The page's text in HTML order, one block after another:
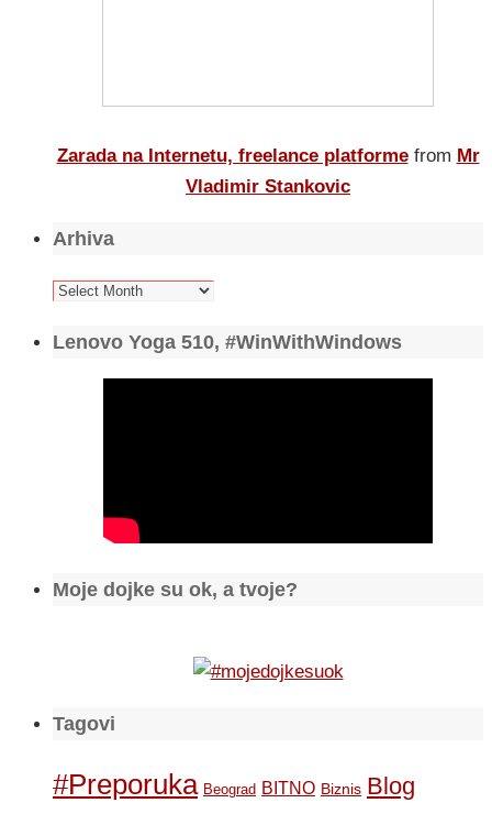
Zarada na Internetu, freelance platforme from Mr
Vladimir Stankovic
Arhiva
Arhiva
Lenovo Yoga 510, #WinWithWindows
Moje dojke su ok, a tvoje?
Tagovi
#Preporuka Beograd BITNO Biznis Blog